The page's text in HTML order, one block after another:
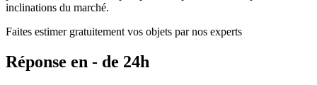
inclinations du marché.
Faites estimer gratuitement vos objets par nos experts
Réponse en - de 24h